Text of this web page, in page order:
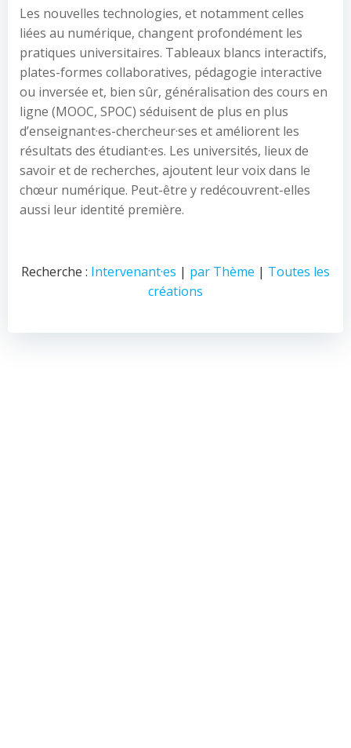
Les nouvelles technologies, et notamment celles
liées au numérique, changent profondément les
pratiques universitaires. Tableaux blancs interactifs,
plates-formes collaboratives, pédagogie interactive
ou inversée et, bien sûr, généralisation des cours en
ligne (MOOC, SPOC) séduisent de plus en plus
d’enseignant·es-chercheur·ses et améliorent les
résultats des étudiant·es. Les universités, lieux de
savoir et de recherches, ajoutent leur voix dans le
chœur numérique. Peut-être y redécouvrent-elles
aussi leur identité première.
Recherche : Intervenant·es | par Thème | Toutes les
créations